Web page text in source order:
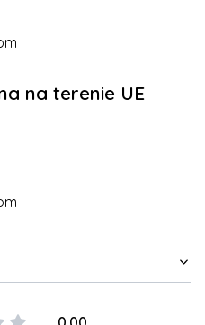
na terenie UE